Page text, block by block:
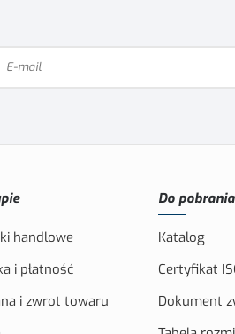
handlowe
i płatność
i zwrot towaru
Do pobrania
Katalog
Certyfikat
Dokument